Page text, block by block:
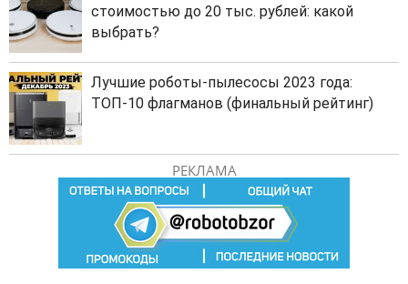
стоимостью до 20 тыс. рублей: какой
выбрать?
Лучшие роботы-пылесосы 2023 года:
ТОП-10 флагманов (финальный рейтинг)
РЕКЛАМА